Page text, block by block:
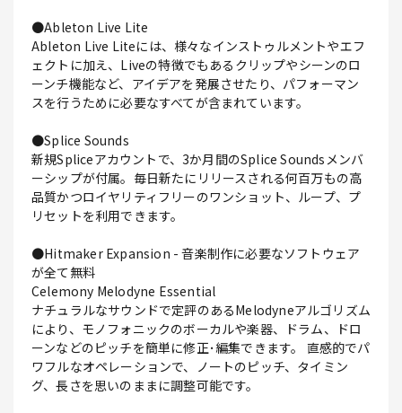
●Ableton Live Lite
Ableton Live Liteには、様々なインストゥルメントやエフ
ェクトに加え、Liveの特徴でもあるクリップやシーンのロ
ーンチ機能など、アイデアを発展させたり、パフォーマン
スを行うために必要なすべてが含まれています。
●Splice Sounds
新規Spliceアカウントで、3か月間のSplice Soundsメンバ
ーシップが付属。毎日新たにリリースされる何百万もの高
品質かつロイヤリティフリーのワンショット、ループ、プ
リセットを利用できます。
●Hitmaker Expansion - 音楽制作に必要なソフトウェア
が全て無料
Celemony Melodyne Essential
ナチュラルなサウンドで定評のあるMelodyneアルゴリズム
により、モノフォニックのボーカルや楽器、ドラム、ドロ
ーンなどのピッチを簡単に修正･編集できます。 直感的でパ
ワフルなオペレーションで、ノートのピッチ、タイミン
グ、長さを思いのままに調整可能です。